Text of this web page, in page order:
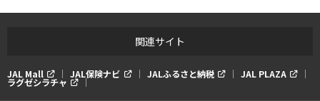
関連サイト
JAL Mall JAL保険ナビ JALふるさと納税 JAL PLAZA
ラグゼシラチャ